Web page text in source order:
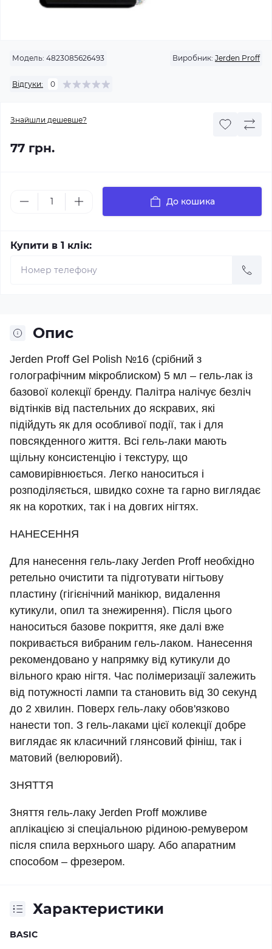
Модель: 4823085626493 Виробник: Jerden Proff
Відгуки: 0
Знайшли дешевше?
77 грн.
До кошика
Купити в 1 клік:
Опис
Jerden Proff Gel Polish №16 (срібний з
голографічним мікроблиском) 5 мл – гель-лак із
базової колекції бренду. Палітра налічує безліч
відтінків від пастельних до яскравих, які
підійдуть як для особливої події, так і для
повсякденного життя. Всі гель-лаки мають
щільну консистенцію і текстуру, що
самовирівнюється. Легко наноситься і
розподіляється, швидко сохне та гарно виглядає
як на коротких, так і на довгих нігтях.
НАНЕСЕННЯ
Для нанесення гель-лаку Jerden Proff необхідно
ретельно очистити та підготувати нігтьову
пластину (гігієнічний манікюр, видалення
кутикули, опил та знежирення). Після цього
наноситься базове покриття, яке далі вже
покривається вибраним гель-лаком. Нанесення
рекомендовано у напрямку від кутикули до
вільного краю нігтя. Час полімеризації залежить
від потужності лампи та становить від 30 секунд
до 2 хвилин. Поверх гель-лаку обов'язково
нанести топ. З гель-лаками цієї колекції добре
виглядає як класичний глянсовий фініш, так і
матовий (велюровий).
ЗНЯТТЯ
Зняття гель-лаку Jerden Proff можливе
аплікацією зі спеціальною рідиною-ремувером
після спила верхнього шару. Або апаратним
способом – фрезером.
Характеристики
BASIC